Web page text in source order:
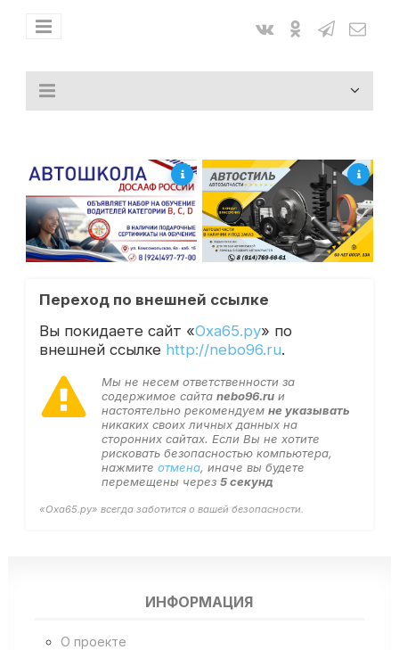
Переход по внешней ссылке
Вы покидаете сайт «Оха65.ру» по
внешней ссылке http://nebo96.ru.
Мы не несем ответственности за
содержимое сайта nebo96.ruи
настоятельно рекомендуем не указывать
никаких своих личных данных на
сторонних сайтах. Если Вы не хотите
рисковать безопасностью компьютера,
нажмите отмена, иначе вы будете
перемещены через 5секунд
«Оха65.ру» всегда заботится о вашей безопасности.
ИНФОРМАЦИЯ
О проекте